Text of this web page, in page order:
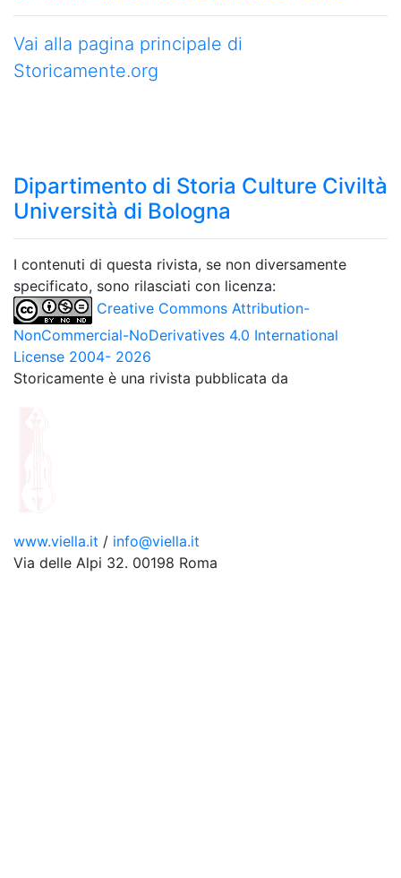
Vai alla pagina principale di
Storicamente.org
Dipartimento di Storia Culture Civiltà
Università di Bologna
I contenuti di questa rivista, se non diversamente
specificato, sono rilasciati con licenza:
Creative Commons Attribution-
NonCommercial-NoDerivatives 4.0 International
License 2004- 2026
Storicamente è una rivista pubblicata da
www.viella.it / info@viella.it
Via delle Alpi 32. 00198 Roma